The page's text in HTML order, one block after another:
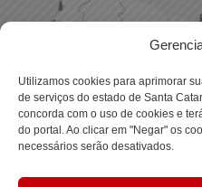
Utilizamos cookies para aprimorar
de serviços do estado de Santa
concorda com o uso de cookies e
do portal. Ao clicar em "Negar" os
necessários serão desativados.